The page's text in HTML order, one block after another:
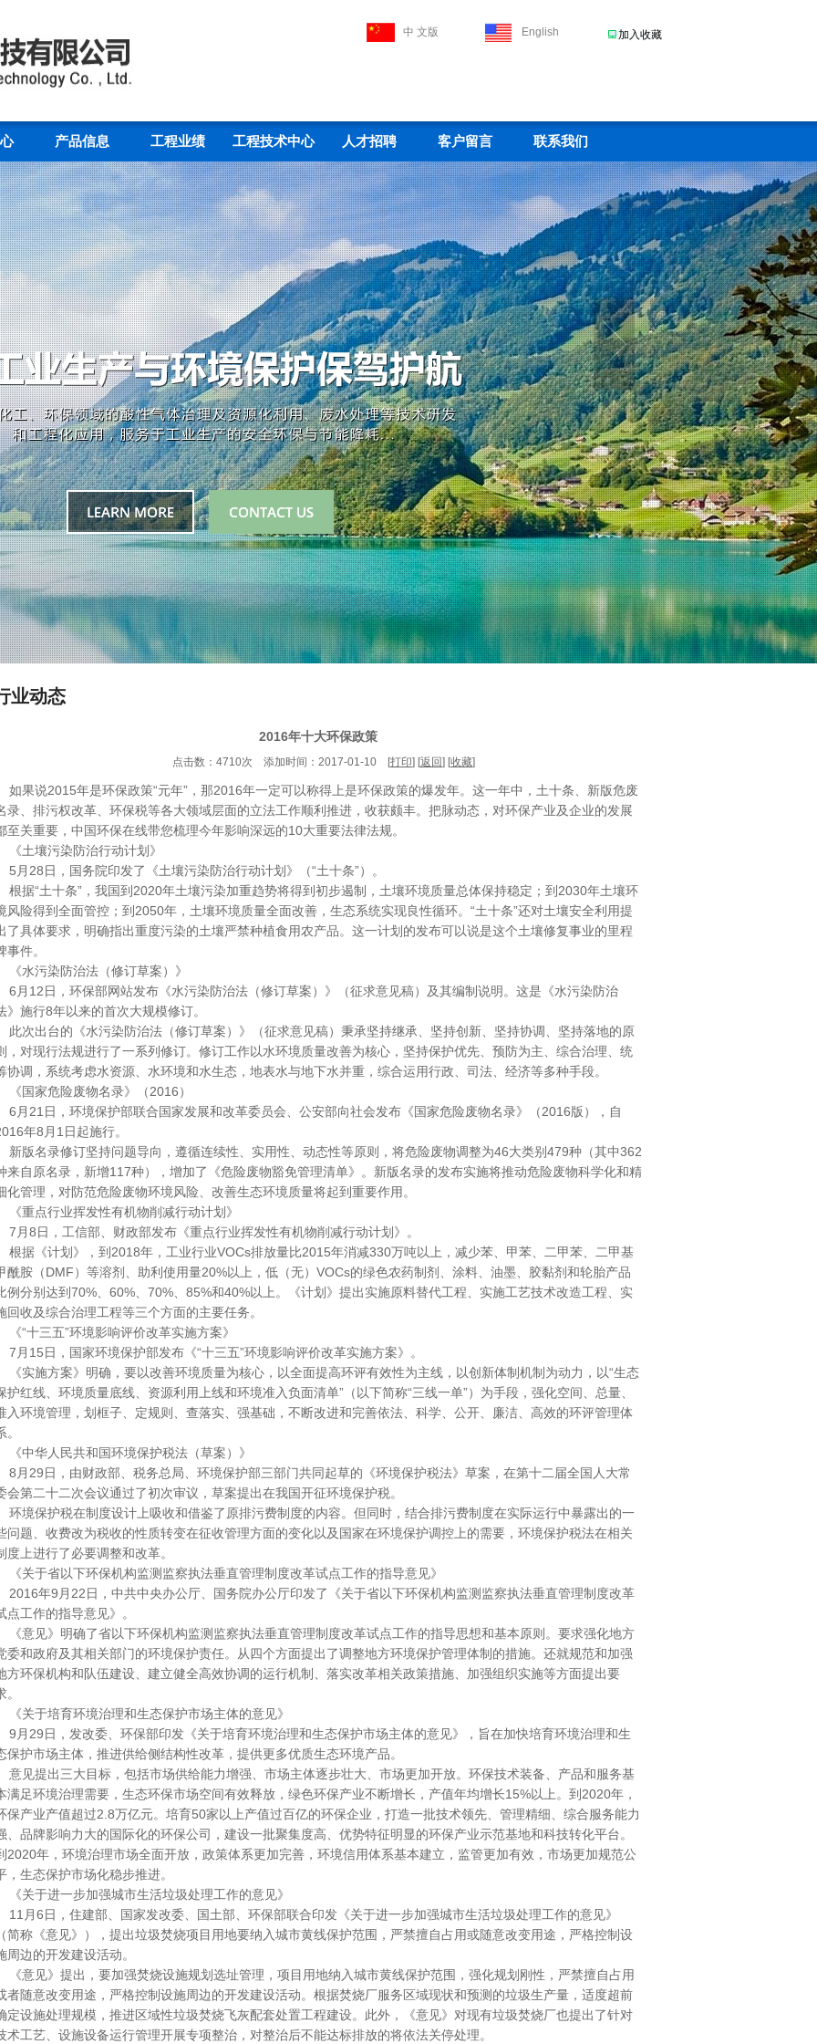
加入收藏
中 文版 English
产品信息 工程业绩 工程技术中心 人才招聘 客户留言 联系我们
业动态
2016年十大环保政策
点击数：4710次 添加时间：2017-01-10 [打印] [返回] [收藏]
果说2015年是环保政策“元年”，那2016年一定可以称得上是环保政策的爆发年。这一年中，土十条、新版危废
录、排污权改革、环保税等各大领域层面的立法工作顺利推进，收获颇丰。把脉动态，对环保产业及企业的发展
至关重要，中国环保在线带您梳理今年影响深远的10大重要法律法规。
土壤污染防治行动计划》
28日，国务院印发了《土壤污染防治行动计划》（“土十条”）。
据“土十条”，我国到2020年土壤污染加重趋势将得到初步遏制，土壤环境质量总体保持稳定；到2030年土壤环
风险得到全面管控；到2050年，土壤环境质量全面改善，生态系统实现良性循环。“土十条”还对土壤安全利用提
了具体要求，明确指出重度污染的土壤严禁种植食用农产品。这一计划的发布可以说是这个土壤修复事业的里程
事件。
水污染防治法（修订草案）》
12日，环保部网站发布《水污染防治法（修订草案）》（征求意见稿）及其编制说明。这是《水污染防治
》施行8年以来的首次大规模修订。
次出台的《水污染防治法（修订草案）》（征求意见稿）秉承坚持继承、坚持创新、坚持协调、坚持落地的原
，对现行法规进行了一系列修订。修订工作以水环境质量改善为核心，坚持保护优先、预防为主、综合治理、统
协调，系统考虑水资源、水环境和水生态，地表水与地下水并重，综合运用行政、司法、经济等多种手段。
国家危险废物名录》（2016）
21日，环境保护部联合国家发展和改革委员会、公安部向社会发布《国家危险废物名录》（2016版），自
年8月1日起施行。
版名录修订坚持问题导向，遵循连续性、实用性、动态性等原则，将危险废物调整为46大类别479种（其中362
来自原名录，新增117种），增加了《危险废物豁免管理清单》。新版名录的发布实施将推动危险废物科学化和精
化管理，对防范危险废物环境风险、改善生态环境质量将起到重要作用。
重点行业挥发性有机物削减行动计划》
8日，工信部、财政部发布《重点行业挥发性有机物削减行动计划》。
据《计划》，到2018年，工业行业VOCs排放量比2015年消减330万吨以上，减少苯、甲苯、二甲苯、二甲基
酰胺（DMF）等溶剂、助利使用量20%以上，低（无）VOCs的绿色农药制剂、涂料、油墨、胶黏剂和轮胎产品
例分别达到70%、60%、70%、85%和40%以上。《计划》提出实施原料替代工程、实施工艺技术改造工程、实
回收及综合治理工程等三个方面的主要任务。
“十三五”环境影响评价改革实施方案》
15日，国家环境保护部发布《“十三五”环境影响评价改革实施方案》。
实施方案》明确，要以改善环境质量为核心，以全面提高环评有效性为主线，以创新体制机制为动力，以“生态
护红线、环境质量底线、资源利用上线和环境准入负面清单”（以下简称“三线一单”）为手段，强化空间、总量、
入环境管理，划框子、定规则、查落实、强基础，不断改进和完善依法、科学、公开、廉洁、高效的环评管理体
。
中华人民共和国环境保护税法（草案）》
29日，由财政部、税务总局、环境保护部三部门共同起草的《环境保护税法》草案，在第十二届全国人大常
会第二十二次会议通过了初次审议，草案提出在我国开征环境保护税。
境保护税在制度设计上吸收和借鉴了原排污费制度的内容。但同时，结合排污费制度在实际运行中暴露出的一
问题、收费改为税收的性质转变在征收管理方面的变化以及国家在环境保护调控上的需要，环境保护税法在相关
度上进行了必要调整和改革。
关于省以下环保机构监测监察执法垂直管理制度改革试点工作的指导意见》
年9月22日，中共中央办公厅、国务院办公厅印发了《关于省以下环保机构监测监察执法垂直管理制度改革
点工作的指导意见》。
意见》明确了省以下环保机构监测监察执法垂直管理制度改革试点工作的指导思想和基本原则。要求强化地方
委和政府及其相关部门的环境保护责任。从四个方面提出了调整地方环境保护管理体制的措施。还就规范和加强
方环保机构和队伍建设、建立健全高效协调的运行机制、落实改革相关政策措施、加强组织实施等方面提出要
。
关于培育环境治理和生态保护市场主体的意见》
29日，发改委、环保部印发《关于培育环境治理和生态保护市场主体的意见》，旨在加快培育环境治理和生
保护市场主体，推进供给侧结构性改革，提供更多优质生态环境产品。
见提出三大目标，包括市场供给能力增强、市场主体逐步壮大、市场更加开放。环保技术装备、产品和服务基
满足环境治理需要，生态环保市场空间有效释放，绿色环保产业不断增长，产值年均增长15%以上。到2020年，
保产业产值超过2.8万亿元。培育50家以上产值过百亿的环保企业，打造一批技术领先、管理精细、综合服务能力
、品牌影响力大的国际化的环保公司，建设一批聚集度高、优势特征明显的环保产业示范基地和科技转化平台。
2020年，环境治理市场全面开放，政策体系更加完善，环境信用体系基本建立，监管更加有效，市场更加规范公
，生态保护市场化稳步推进。
关于进一步加强城市生活垃圾处理工作的意见》
月6日，住建部、国家发改委、国土部、环保部联合印发《关于进一步加强城市生活垃圾处理工作的意见》
简称《意见》），提出垃圾焚烧项目用地要纳入城市黄线保护范围，严禁擅自占用或随意改变用途，严格控制设
周边的开发建设活动。
意见》提出，要加强焚烧设施规划选址管理，项目用地纳入城市黄线保护范围，强化规划刚性，严禁擅自占用
者随意改变用途，严格控制设施周边的开发建设活动。根据焚烧厂服务区域现状和预测的垃圾生产量，适度超前
定设施处理规模，推进区域性垃圾焚烧飞灰配套处置工程建设。此外，《意见》对现有垃圾焚烧厂也提出了针对
术工艺、设施设备运行管理开展专项整治，对整治后不能达标排放的将依法关停处理。